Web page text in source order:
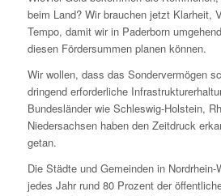
beim Land? Wir brauchen jetzt Klarheit,
Tempo, damit wir in Paderborn
diesen Fördersummen planen können.
Wir wollen, dass das Sondervermögen
dringend erforderliche
Bundesländer wie Schleswig-Holstein,
Niedersachsen haben den Zeitdruck
getan.
Die Städte und Gemeinden in
jedes Jahr rund 80 Prozent der